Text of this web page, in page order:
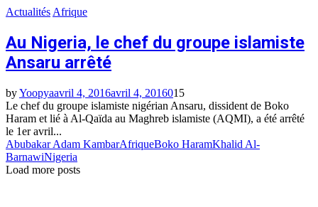
Actualités Afrique
Au Nigeria, le chef du groupe islamiste
Ansaru arrêté
byYoopyaavril 4, 2016avril 4, 2016015
Le chef du groupe islamiste nigérian Ansaru, dissident de Boko
Haram et lié à Al-Qaïda au Maghreb islamiste (AQMI), a été arrêté
le 1er avril...
Abubakar Adam KambarAfriqueBoko HaramKhalid Al-
BarnawiNigeria
Load more posts